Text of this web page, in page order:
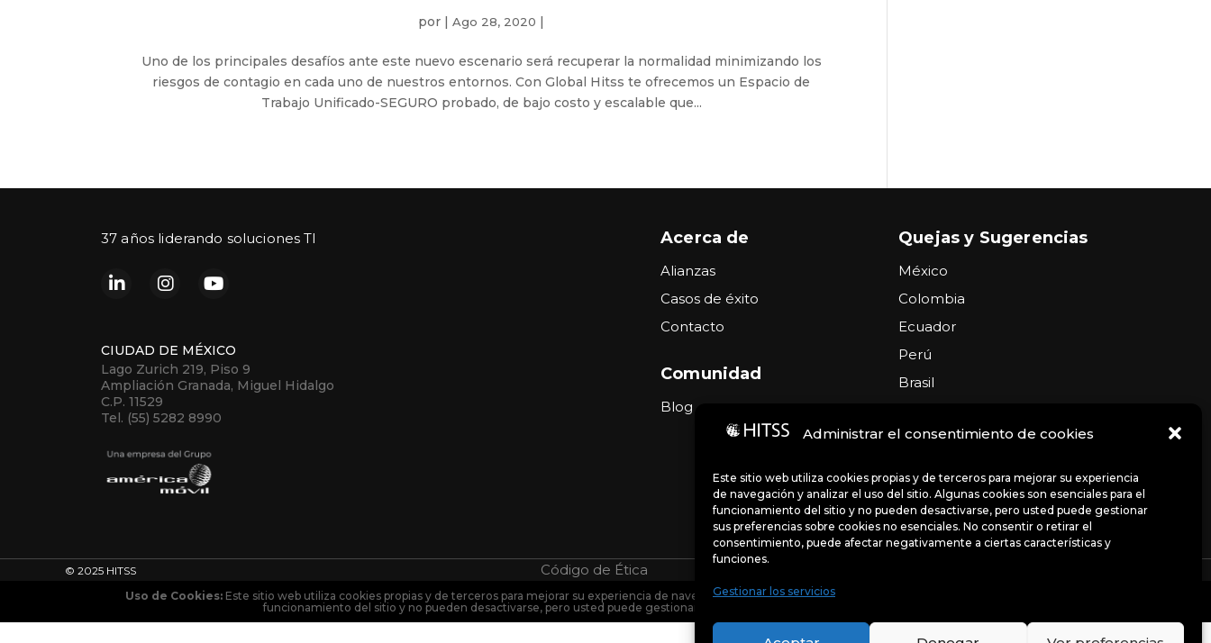
Administrar el consentimiento de cookies
Este sitio web utiliza cookies propias y de terceros para mejorar su experiencia
de navegación y analizar el uso del sitio. Algunas cookies son esenciales para el
funcionamiento del sitio y no pueden desactivarse, pero usted puede gestionar
sus preferencias sobre cookies no esenciales. No consentir o retirar el
consentimiento, puede afectar negativamente a ciertas características y
funciones.
Gestionar los servicios
por |Ago 28, 2020 |
Uno de los principales desafíos ante este nuevo escenario será recuperar la normalidad minimizando los
riesgos de contagio en cada uno de nuestros entornos. Con Global Hitss te ofrecemos un Espacio de
Trabajo Unificado-SEGURO probado, de bajo costo y escalable que...
37 años liderando soluciones TI
CIUDAD DE MÉXICO
Lago Zurich 219, Piso 9
Ampliación Granada, Miguel Hidalgo
C.P. 11529
Tel. (55) 5282 8990
Acerca de
Alianzas
Casos de éxito
Contacto
Comunidad
Blog
Quejas y Sugerencias
México
Colombia
Ecuador
Perú
Brasil
USA
© 2025 HITSS Código de Ética
Uso de Cookies:Este sitio web utiliza cookies propias y de terceros para mejorar su experiencia de navegación y analizar el uso del sitio. Algunas cookies son esenciales para el
funcionamiento del sitio y no pueden desactivarse, pero usted puede gestionar sus preferencias sobre cookies no esenciales.